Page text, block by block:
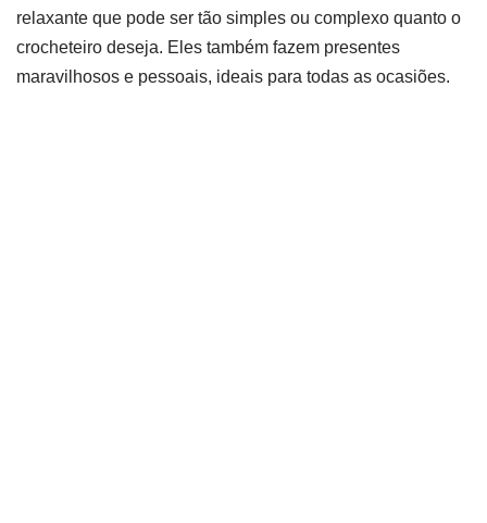
relaxante que pode ser tão simples ou complexo quanto o
crocheteiro deseja. Eles também fazem presentes
maravilhosos e pessoais, ideais para todas as ocasiões.